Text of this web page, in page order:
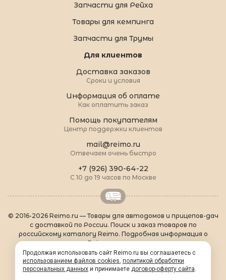
Запчасти для Рейха
Товары для кемпинга
Запчасти для Трумы
Для клиентов
Доставка заказов
Сроки и условия
Информация об оплате
Как оплатить заказ
Помощь покупателям
Центр поддержки клиентов
mail@reimo.ru
Отвечаем очень быстро
+7 (926) 390-64-22
С 10 до 19 часов по Москве
© 2016-2026 Reimo.ru — Товары для автодомов и прицепов-дач
с доставкой по России. Поиск и заказ товаров по
российскому каталогу Reimo. Подробная информация о
товарах Reimo на русском языке.
О Reimo
| Популярные товары | Формальности
Контакты
| sitemap.xml
Продолжая использовать сайт Reimo.ru вы соглашаетесь с
использованием файлов cookies, политикой обработки
персональных данных и принимаете договор-оферту сайта.